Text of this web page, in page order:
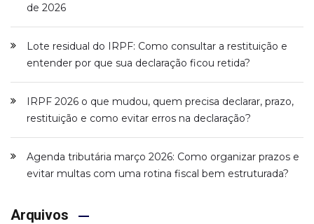
de 2026
Lote residual do IRPF: Como consultar a restituição e
entender por que sua declaração ficou retida?
IRPF 2026 o que mudou, quem precisa declarar, prazo,
restituição e como evitar erros na declaração?
Agenda tributária março 2026: Como organizar prazos e
evitar multas com uma rotina fiscal bem estruturada?
Arquivos